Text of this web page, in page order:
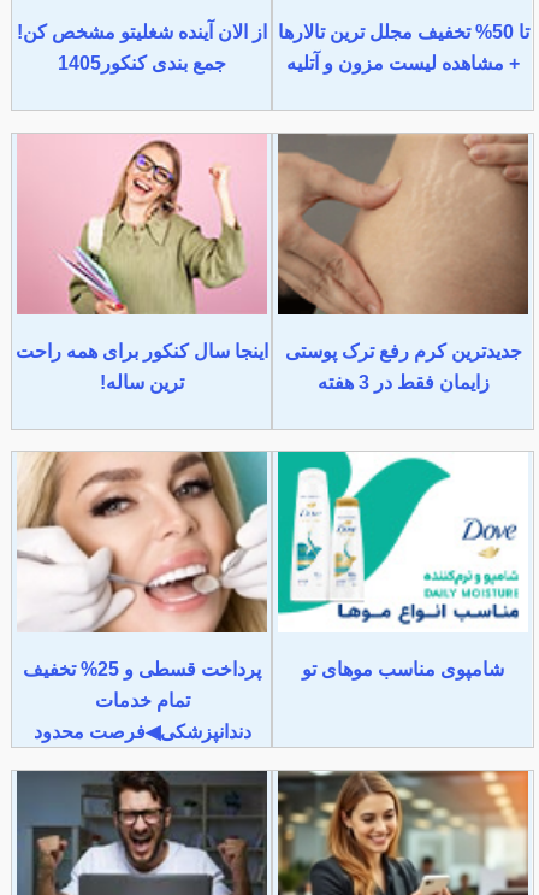
تا 50% تخفیف مجلل ترین تالارها
+ مشاهده لیست مزون و آتلیه
از الان آینده شغلیتو مشخص کن!
جمع بندی کنکور1405
جدیدترین کرم رفع ترک پوستی
زایمان فقط در 3 هفته
اینجا سال کنکور برای همه راحت
ترین ساله!
شامپوی مناسب موهای تو
پرداخت قسطی و 25% تخفیف
تمام خدمات
دندانپزشکی◀فرصت محدود